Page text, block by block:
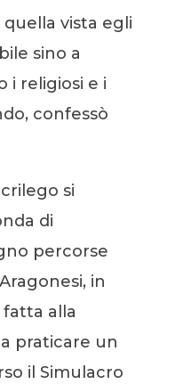
vista egli
sino a
i religiosi e i
confessò
si
di
percorse
in
fatta alla
praticare un
il Simulacro